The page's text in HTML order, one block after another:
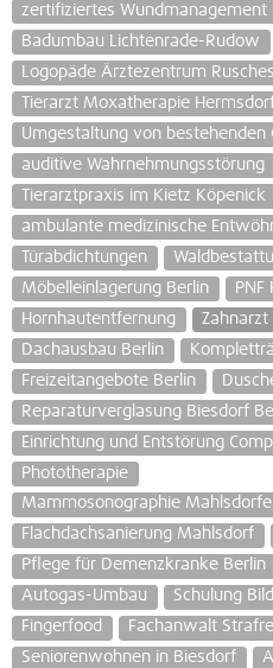
zertifiziertes Wundmanagement
Badumbau Lichtenrade-Rudow
Logopäde Ärztezentrum
Tierarzt Moxatherapie
Umgestaltung von bestehenden
auditive Wahrnehmungsstörung
Tierarztpraxis im Kietz Köpenick
ambulante medizinische
Türabdichtungen
Möbelleinlagerung Berlin
PNF
Hornhautentfernung
Dachausbau Berlin
Freizeitangebote Berlin
Reparaturverglasung Biesdorf
Einrichtung und Entstörung
Phototherapie
Mammosonographie
Flachdachsanierung Mahlsdorf
Pflege für Demenzkranke Berlin
Autogas-Umbau
Schulung
Fingerfood
Fachanwalt
Seniorenwohnen in Biesdorf